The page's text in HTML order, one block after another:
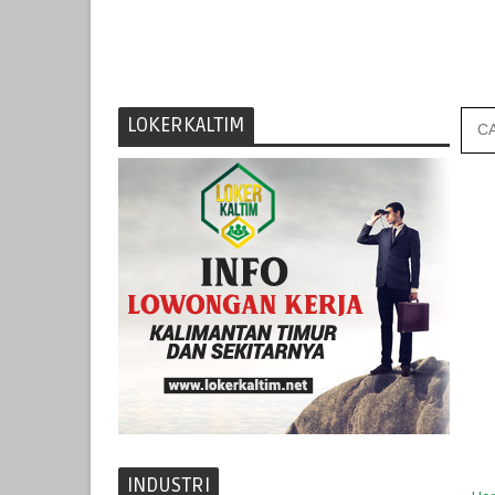
LOKERKALTIM
INDUSTRI